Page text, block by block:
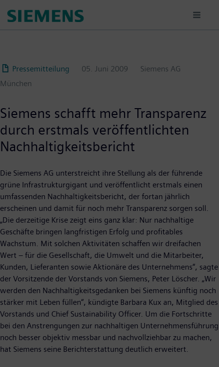
para
Pressemitteilung
05. Juni 2009
Siemens AG
München
Siemens schafft mehr Transparenz
durch erstmals veröffentlichten
Nachhaltigkeitsbericht
Die Siemens AG unterstreicht ihre Stellung als der führende
grüne Infrastrukturgigant und veröffentlicht erstmals einen
umfassenden Nachhaltigkeitsbericht, der fortan jährlich
erscheinen und damit für noch mehr Transparenz sorgen soll.
„Die derzeitige Krise zeigt eins ganz klar: Nur nachhaltige
Geschäfte bringen langfristigen Erfolg und profitables
Wachstum. Mit solchen Aktivitäten schaffen wir dreifachen
Wert – für die Gesellschaft, die Umwelt und die Mitarbeiter,
Kunden, Lieferanten sowie Aktionäre des Unternehmens“, sagte
der Vorsitzende der Vorstands von Siemens, Peter Löscher. „Wir
werden den Nachhaltigkeitsgedanken bei Siemens künftig noch
stärker mit Leben füllen“, kündigte Barbara Kux an, Mitglied des
Vorstands und Chief Sustainability Officer. Um die Fortschritte
bei den Anstrengungen zur nachhaltigen Unternehmensführung
noch besser objektiv messbar und nachvollziehbar zu machen,
hat Siemens seine Berichterstattung deutlich erweitert.